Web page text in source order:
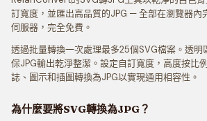
訂寬度，並匯出高品質的JPG — 全部在瀏覽器內
伺服器，完全免費。
透過批量轉換一次處理最多25個SVG檔案。透明
保JPG輸出乾淨整潔。設定自訂寬度，高度按比
誌、圖示和插圖轉換為JPG以實現通用相容性。
為什麼要將SVG轉換為JPG？